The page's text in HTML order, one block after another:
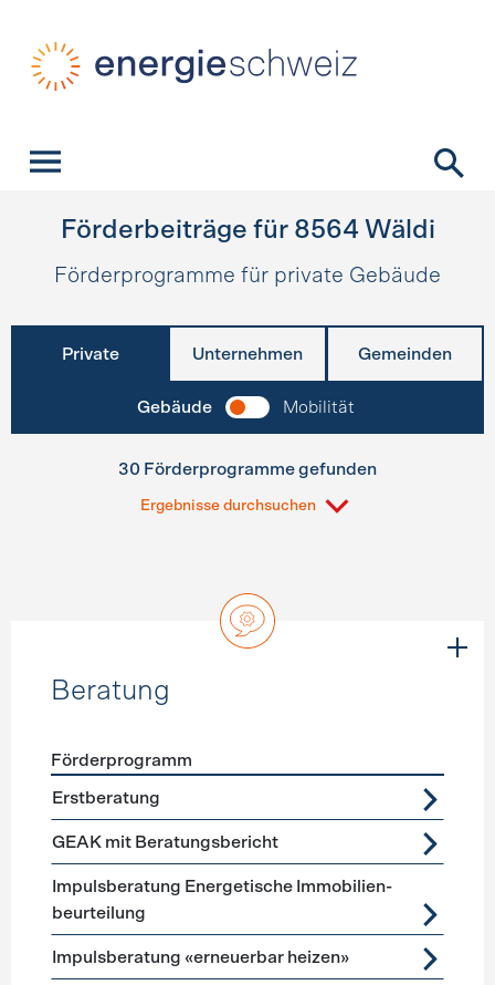
Förderbeiträge für 8564 Wäldi
Förderprogramme für private Gebäude
Private Unternehmen Gemeinden
Gebäude Mobilität
30 Förderprogramme gefunden
Ergebnisse durchsuchen
Beratung
Förderprogramme
Förderprogramm
Erstberatung
GEAK mit Beratungsbericht
Impuls­beratung Energetische Immobilien­
beurteilung
Impulsberatung «erneuerbar heizen»